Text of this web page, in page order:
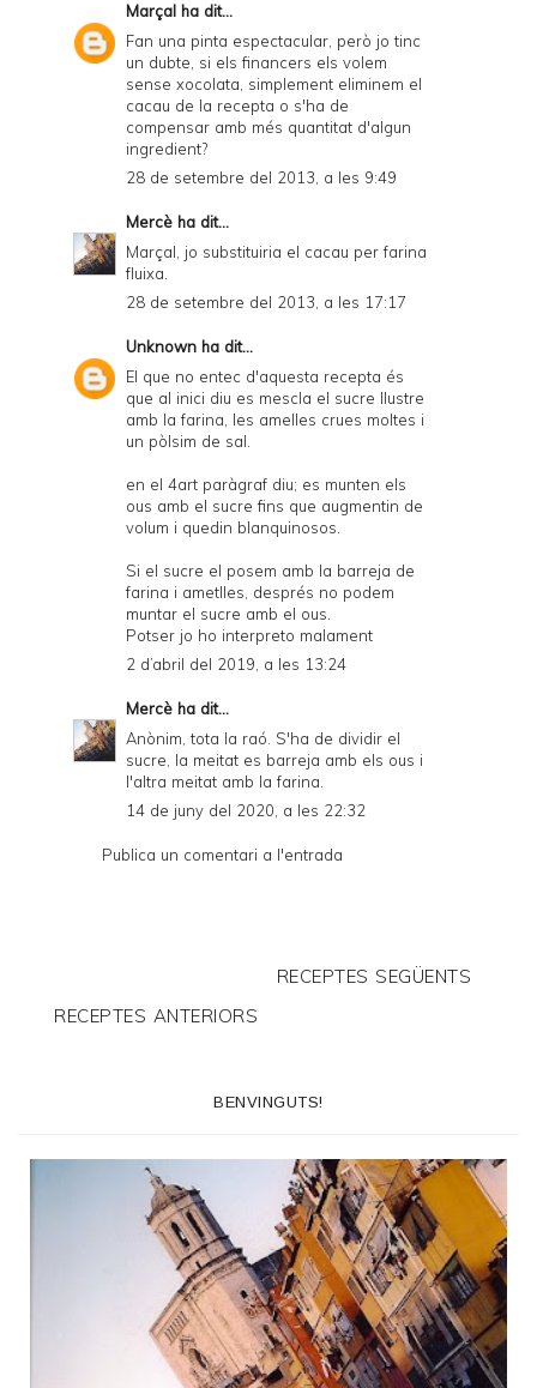
Marçal ha dit...
Fan una pinta espectacular, però jo tinc
un dubte, si els financers els volem
sense xocolata, simplement eliminem el
cacau de la recepta o s'ha de
compensar amb més quantitat d'algun
ingredient?
28 de setembre del 2013, a les 9:49
Mercè ha dit...
Marçal, jo substituiria el cacau per farina
fluixa.
28 de setembre del 2013, a les 17:17
Unknown ha dit...
El que no entec d'aquesta recepta és
que al inici diu es mescla el sucre llustre
amb la farina, les amelles crues moltes i
un pòlsim de sal.
en el 4art paràgraf diu; es munten els
ous amb el sucre fins que augmentin de
volum i quedin blanquinosos.
Si el sucre el posem amb la barreja de
farina i ametlles, després no podem
muntar el sucre amb el ous.
Potser jo ho interpreto malament
2 d’abril del 2019, a les 13:24
Mercè ha dit...
Anònim, tota la raó. S'ha de dividir el
sucre, la meitat es barreja amb els ous i
l'altra meitat amb la farina.
14 de juny del 2020, a les 22:32
Publica un comentari a l'entrada
RECEPTES SEGÜENTS
RECEPTES ANTERIORS
BENVINGUTS!